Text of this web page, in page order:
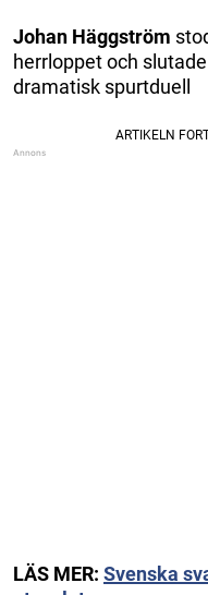
Johan Häggström
herrloppet och
dramatisk spurtduell
LÄS MER: Svenska